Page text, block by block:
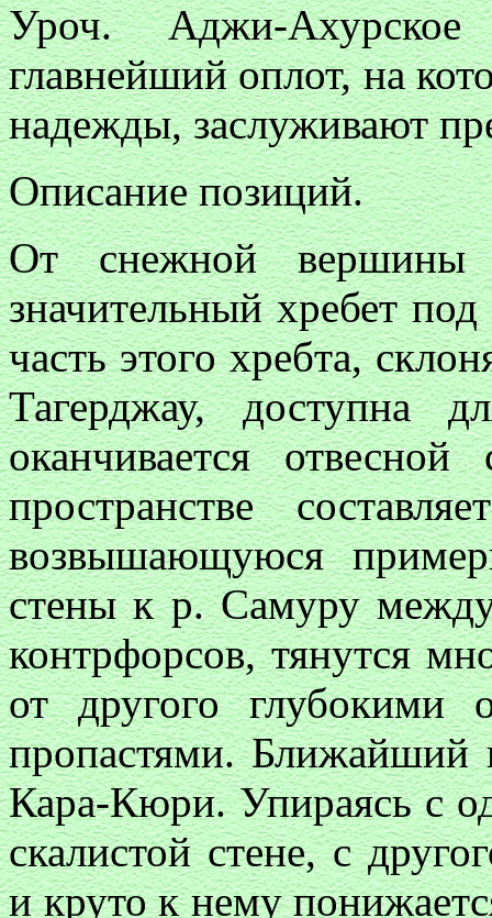
Уроч. Аджи-
главнейший оплот, на
надежды, заслуживают
Описание позиций.
От снежной вершины
значительный хребет
часть этого хребта,
Тагерджау, доступна
оканчивается
пространстве
возвышающуюся
стены к р. Самуру
контрфорсов, тянутся
от другого глубокими
пропастями. Ближайший
Кара-Кюри. Упираясь с
скалистой стене, с
и круто к нему